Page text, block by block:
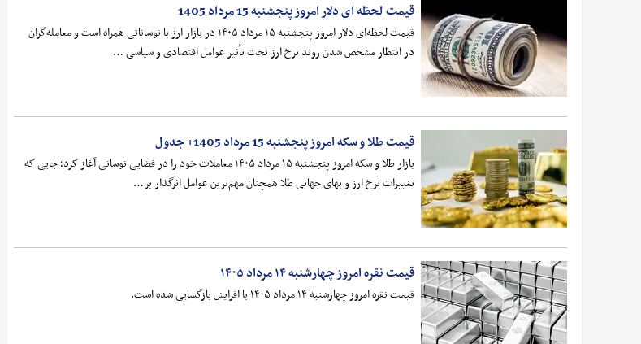
قیمت لحظه ای دلار امروز پنجشنبه 15 مرداد 1405
قیمت لحظه‌ای دلار امروز پنجشنبه ۱۵ مرداد ۱۴۰۵ در بازار ارز با نوساناتی همراه است و معامله‌گران
در انتظار مشخص شدن روند نرخ ارز تحت تأثیر عوامل اقتصادی و سیاسی …
قیمت طلا و سکه امروز پنجشنبه 15 مرداد 1405+ جدول
بازار طلا و سکه امروز پنجشنبه ۱۵ مرداد ۱۴۰۵ معاملات خود را در فضایی نوسانی آغاز کرد؛ جایی که
تغییرات نرخ ارز و بهای جهانی طلا همچنان مهم‌ترین عوامل اثرگذار بر…
قیمت نقره امروز چهارشنبه ۱۴ مرداد ۱۴۰۵
قیمت نقره امروز چهارشنبه ۱۴ مرداد ۱۴۰۵ با افزایش بازگشایی شده است.